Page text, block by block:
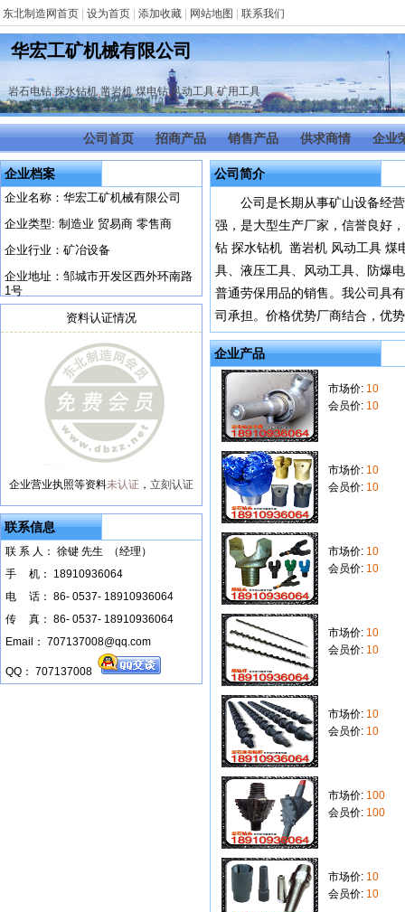
东北制造网首页 设为首页 添加收藏 网站地图 联系我们
华宏工矿机械有限公司
岩石电钻,探水钻机,凿岩机,煤电钻,风动工具,矿用工具
公司首页 招商产品 销售产品 供求商情 企业
企业档案
企业名称：华宏工矿机械有限公司
企业类型: 制造业 贸易商 零售商
企业行业：矿冶设备
企业地址：邹城市开发区西外环南路
1号
资料认证情况
企业营业执照等资料未认证 ， 立刻认证
联系信息
联 系 人： 徐键 先生 （经理）
手
机： 18910936064
电
话： 86- 0537- 18910936064
传
真： 86- 0537- 18910936064
Email： 707137008@qq.com
QQ： 707137008
公司简介
公司是长期从事矿山设备经
强，是大型生产厂家，信誉良好
钻 探水钻机 凿岩机 风动工具 煤
具、液压工具、风动工具、防爆
普通劳保用品的销售。我公司具
司承担。价格优势厂商结合，优
企业产品
市场价: 10
会员价: 10
市场价: 10
会员价: 10
市场价: 10
会员价: 10
市场价: 10
会员价: 10
市场价: 10
会员价: 10
市场价: 100
会员价: 100
市场价: 10
会员价: 10